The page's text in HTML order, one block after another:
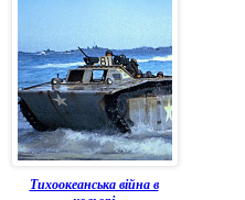
Тихоокеанська війна в